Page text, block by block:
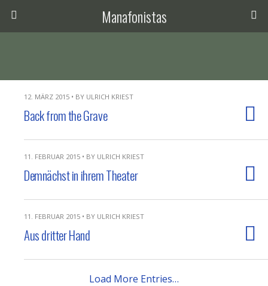
Manafonistas
12. MÄRZ 2015 • BY ULRICH KRIEST
Back from the Grave
11. FEBRUAR 2015 • BY ULRICH KRIEST
Demnächst in ihrem Theater
11. FEBRUAR 2015 • BY ULRICH KRIEST
Aus dritter Hand
Load More Entries…